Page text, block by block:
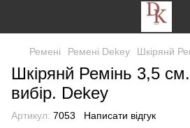
Ремені Ремені Dekey Шкірянй
Шкірянй Ремінь 3,5
вибір. Dekey
Артикул: 7053 Написати відгук